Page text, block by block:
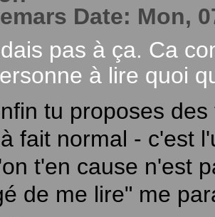
Date: Mon,
pas à ça. Ca
à lire quoi
tu proposes
fait normal - c'est
t'en cause n'est
de me lire" me